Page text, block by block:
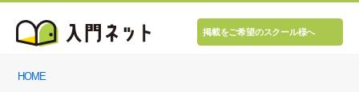
掲載をご希望のスクール様へ
HOME